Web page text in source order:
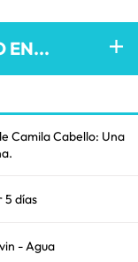
EN...
Camila Cabello: Una
5 días
- Agua